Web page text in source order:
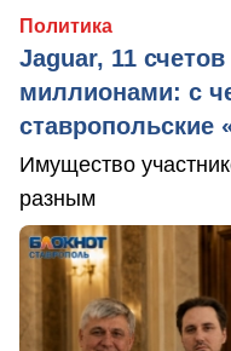
Политика
Jaguar, 11
миллионами: с
ставропольские
Имущество
разным